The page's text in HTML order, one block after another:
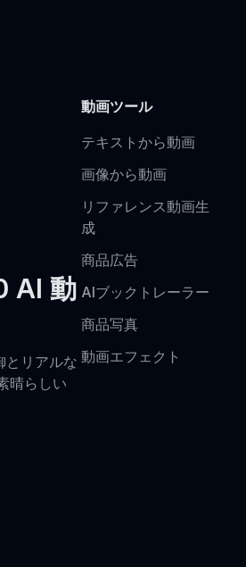
AI 動
とリアルな
晴らしい
動画ツール
テキストから動画
画像から動画
リファレンス動画生
成
商品広告
AIブックトレーラー
商品写真
動画エフェクト